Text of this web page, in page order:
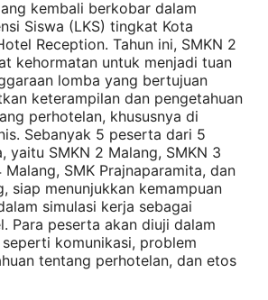
kembali berkobar dalam
Siswa (LKS) tingkat Kota
Reception. Tahun ini, SMKN 2
kehormatan untuk menjadi tuan
lomba yang bertujuan
keterampilan dan pengetahuan
perhotelan, khususnya di
Sebanyak 5 peserta dari 5
yaitu SMKN 2 Malang, SMKN 3
Malang, SMK Prajnaparamita, dan
siap menunjukkan kemampuan
simulasi kerja sebagai
Para peserta akan diuji dalam
komunikasi, problem
tentang perhotelan, dan etos